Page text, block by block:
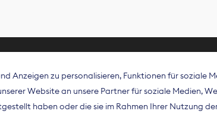
Der Bundesverband
Spitzenorganisation die Interessen
Deutschland und auf EU-Ebene.
Anzeigen zu personalisieren, Funktionen für
Website an unsere Partner für soziale Medien,
haben oder die sie im Rahmen Ihrer Nutzung